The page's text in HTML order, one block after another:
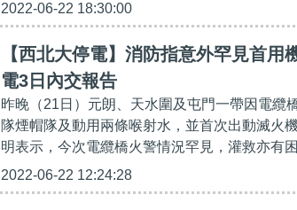
2022-06-22 18:30:00
【西北大停電】消防指意外罕見首
電3日內交報告
昨晚（21日）元朗、天水圍及屯門一帶因電纜
隊煙帽隊及動用兩條喉射水，並首次出動滅火
明表示，今次電纜橋火警情況罕見，灌救亦有
2022-06-22 12:24:28